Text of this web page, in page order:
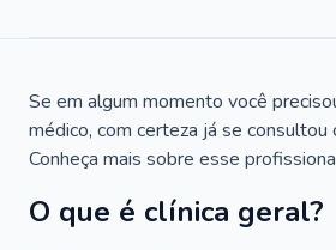
Se em algum momento você
médico, com certeza já se consultou
Conheça mais sobre esse
O que é clínica geral?